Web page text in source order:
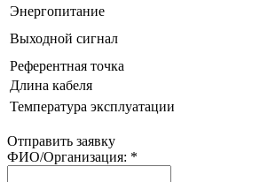
Энергопитание
Выходной сигнал
Референтная точка
Длина кабеля
Температура эксплуатации
Отправить заявку
ФИО/Организация: *